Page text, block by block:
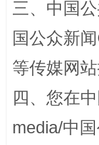
三、中国
国公众新
等传媒网
四、您在
media/中